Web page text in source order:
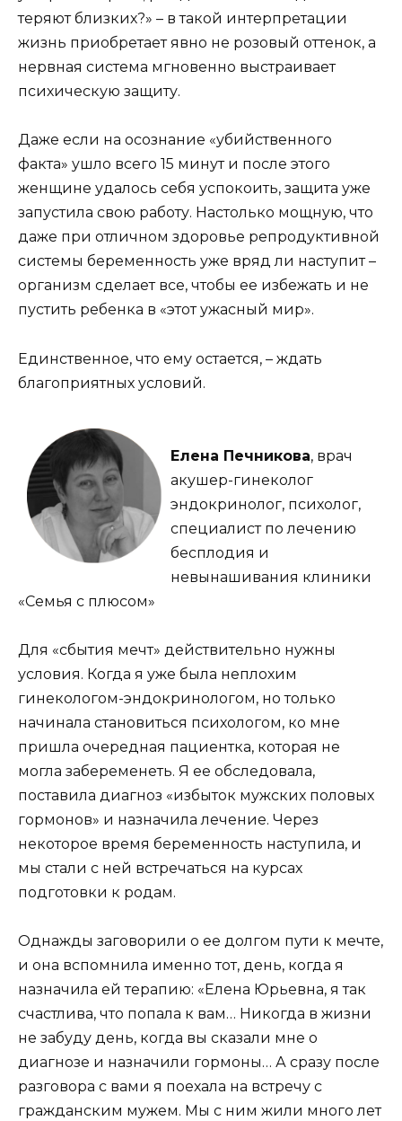
теряют близких?» – в такой интерпретации
жизнь приобретает явно не розовый оттенок, а
нервная система мгновенно выстраивает
психическую защиту.
Даже если на осознание «убийственного
факта» ушло всего 15 минут и после этого
женщине удалось себя успокоить, защита уже
запустила свою работу. Настолько мощную, что
даже при отличном здоровье репродуктивной
системы беременность уже вряд ли наступит –
организм сделает все, чтобы ее избежать и не
пустить ребенка в «этот ужасный мир».
Единственное, что ему остается, – ждать
благоприятных условий.
Елена Печникова, врач
акушер-гинеколог
эндокринолог, психолог,
специалист по лечению
бесплодия и
невынашивания клиники
«Семья с плюсом»
Для «сбытия мечт» действительно нужны
условия. Когда я уже была неплохим
гинекологом-эндокринологом, но только
начинала становиться психологом, ко мне
пришла очередная пациентка, которая не
могла забеременеть. Я ее обследовала,
поставила диагноз «избыток мужских половых
гормонов» и назначила лечение. Через
некоторое время беременность наступила, и
мы стали с ней встречаться на курсах
подготовки к родам.
Однажды заговорили о ее долгом пути к мечте,
и она вспомнила именно тот, день, когда я
назначила ей терапию: «Елена Юрьевна, я так
счастлива, что попала к вам… Никогда в жизни
не забуду день, когда вы сказали мне о
диагнозе и назначили гормоны… А сразу после
разговора с вами я поехала на встречу с
гражданским мужем. Мы с ним жили много лет